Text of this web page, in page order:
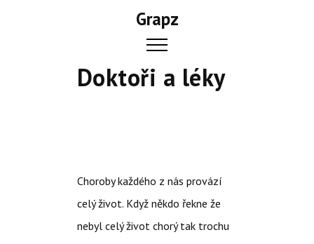
Grapz
Doktoři a léky
Choroby každého z nás provází
celý život. Když někdo řekne že
nebyl celý život chorý tak trochu